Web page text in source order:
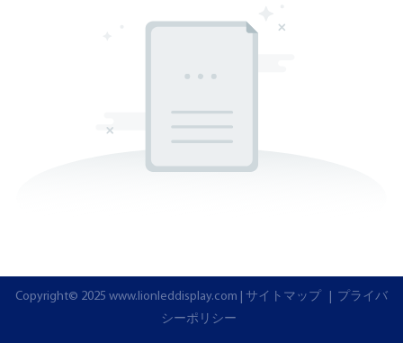
Copyright© 2025 www.lionleddisplay.com サイトマップ
プライバ
シーポリシー